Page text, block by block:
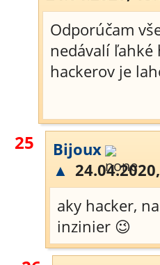
Odporúčam
nedávalí ľahké
hackerov je
25
Bijoux
▲
aky hacker,
inzinier 😉